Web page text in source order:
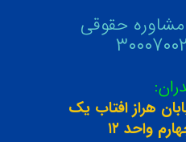
حقوقی
هراز افتاب یک
واحد ۱۲